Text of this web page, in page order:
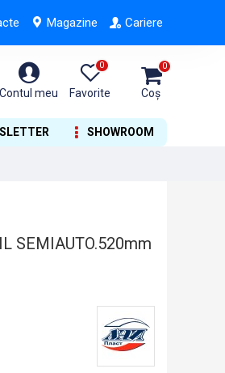
Magazine Cariere
Contul meu Favorite
0
Coș
0
SHOWROOM
SEMIAUTO.520mm